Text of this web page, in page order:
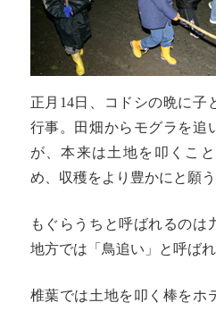
正月14日、コドシの晩に子
行事。田畑からモグラを追
が、本来は土地を叩くこ
め、収穫をより豊かにと願う
もぐらうちと呼ばれるのは
地方では「鳥追い」と呼ば
椎葉では土地を叩く棒をホ